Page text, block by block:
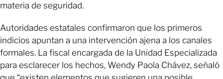
materia de seguridad.
Autoridades estatales confirmaron que los primeros
indicios apuntan a una intervención ajena a los canales
formales. La fiscal encargada de la Unidad Especializada
para esclarecer los hechos, Wendy Paola Chávez, señaló